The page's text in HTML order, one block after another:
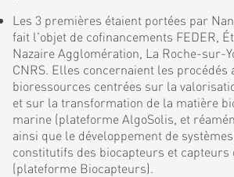
Les 3 premières étaient portées par
fait l'objet de cofinancements FEDER,
Nazaire Agglomération, La Roche-sur-
CNRS. Elles concernaient les procédés
bioressources centrées sur la
et sur la transformation de la matière
marine (plateforme AlgoSolis, et
ainsi que le développement de
constitutifs des biocapteurs et capteurs
(plateforme Biocapteurs).